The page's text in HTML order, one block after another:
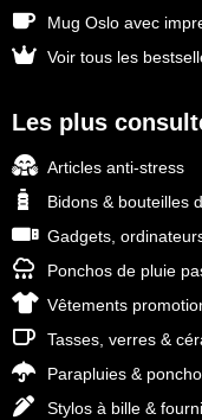
Mug Oslo avec
Voir tous les
Les plus
Articles anti-stress
Bidons & bouteilles
Gadgets,
Ponchos de pluie
Vêtements
Tasses, verres &
Parapluies &
Stylos à bille &